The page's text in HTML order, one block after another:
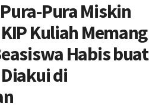
Pura Miskin
Kuliah Memang
Habis buat
di